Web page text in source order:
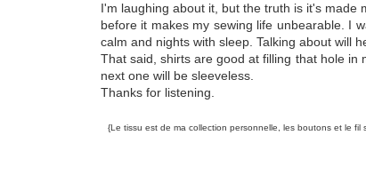
I'm laughing about it, but the truth is it's made
before it makes my sewing life unbearable. I
calm and nights with sleep. Talking about will
That said, shirts are good at filling that hole in
next one will be sleeveless.
Thanks for listening.
{Le tissu est de ma collection personnelle, les boutons et le fil